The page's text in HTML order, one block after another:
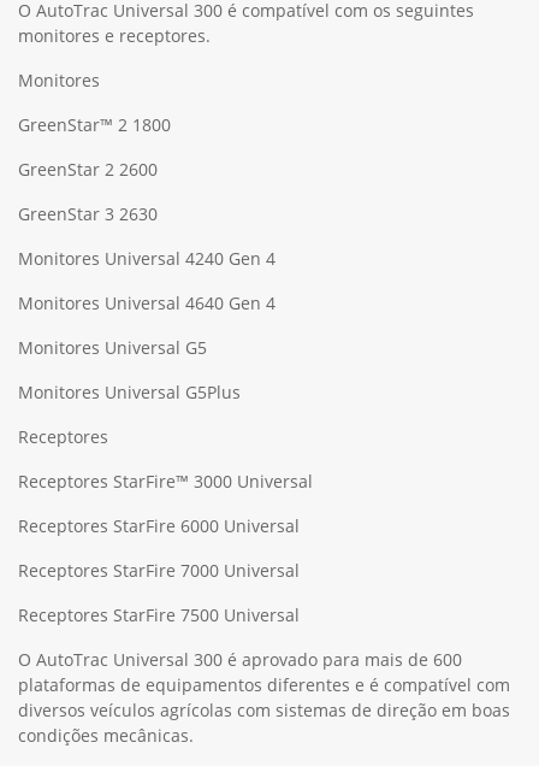
O AutoTrac Universal 300 é compatível com os seguintes
monitores e receptores.
Monitores
GreenStar™ 2 1800
GreenStar 2 2600
GreenStar 3 2630
Monitores Universal 4240 Gen 4
Monitores Universal 4640 Gen 4
Monitores Universal G5
Monitores Universal G5Plus
Receptores
Receptores StarFire™ 3000 Universal
Receptores StarFire 6000 Universal
Receptores StarFire 7000 Universal
Receptores StarFire 7500 Universal
O AutoTrac Universal 300 é aprovado para mais de 600
plataformas de equipamentos diferentes e é compatível com
diversos veículos agrícolas com sistemas de direção em boas
condições mecânicas.